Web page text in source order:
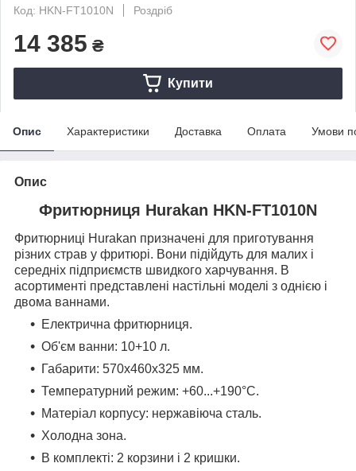
Код: HKN-FT1010N
Роздріб
14 385 ₴
Купити
Опис Характеристики Доставка Оплата Умови
Опис
Фритюрниця Hurakan HKN-FT1010N
Фритюрниці Hurakan призначені для приготування
різних страв у фритюрі. Вони підійдуть для малих і
середніх підприємств швидкого харчування. В
асортименті представлені настільні моделі з однією і
двома ваннами.
Електрична фритюрниця.
Об'єм ванни: 10+10 л.
Габарити: 570x460x325 мм.
Температурний режим: +60...+190°С.
Матеріал корпусу: нержавіюча сталь.
Холодна зона.
В комплекті: 2 корзини і 2 кришки.